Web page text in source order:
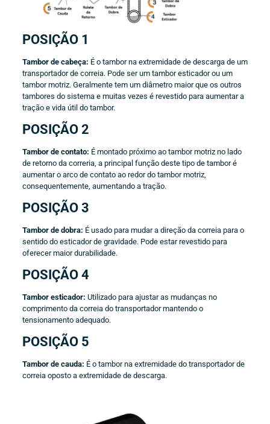
POSIÇÃO 1
Tambor de cabeça: É o tambor na extremidade de descarga de um
transportador de correia. Pode ser um tambor esticador ou um
tambor motriz. Geralmente tem um diâmetro maior que os outros
tambores do sistema e muitas vezes é revestido para aumentar a
tração e vida útil do tambor.
POSIÇÃO 2
Tambor de contato: É montado próximo ao tambor motriz no lado
de retorno da correria, a principal função deste tipo de tambor é
aumentar o arco de contato ao redor do tambor motriz,
consequentemente, aumentando a tração.
POSIÇÃO 3
Tambor de dobra: É usado para mudar a direção da correia para o
sentido do esticador de gravidade. Pode estar revestido para
oferecer maior durabilidade.
POSIÇÃO 4
Tambor esticador: Utilizado para ajustar as mudanças no
comprimento da correia do transportador mantendo o
tensionamento adequado.
POSIÇÃO 5
Tambor de cauda: É o tambor na extremidade do transportador de
correia oposto a extremidade de descarga.